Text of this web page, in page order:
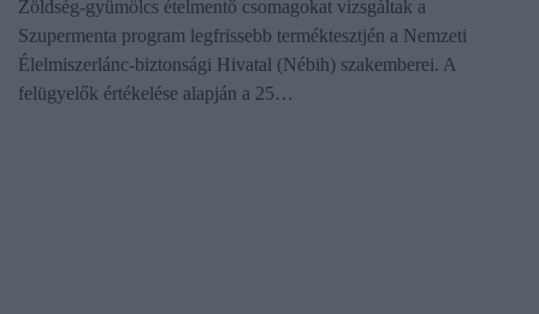
Zöldség-gyümölcs ételmentő csomagokat vizsgáltak a
Szupermenta program legfrissebb terméktesztjén a Nemzeti
Élelmiszerlánc-biztonsági Hivatal (Nébih) szakemberei. A
felügyelők értékelése alapján a 25…